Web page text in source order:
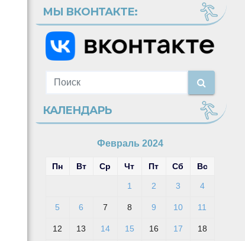
МЫ ВКОНТАКТЕ:
КАЛЕНДАРЬ
Февраль 2024
Пн Вт Ср Чт Пт Сб Вс
1 2 3 4
5 6 7 8 9 10 11
12 13 14 15 16 17 18